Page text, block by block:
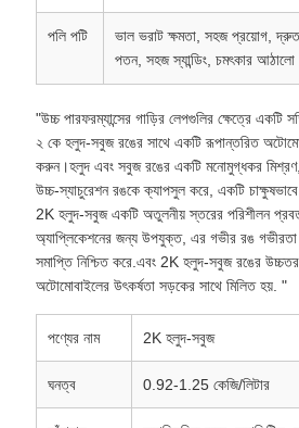
পলি পটি
ভাল ভরাট ক্ষমতা, সহজ প্রয়োগ,
পতন, সহজ স্যান্ডিং, চমৎকার আঠালো
"উচ্চ পারফরম্যান্সের গাড়ির লেপগুলির ক্ষেত্রে একটি
২ কে হলুদ-সবুজ রঙের সাথে একটি রূপান্তরিত
করুন।হলুদ এবং সবুজ রঙের একটি মনোমুগ্ধকর মিশ্রণ,
উচ্চ-স্যাচুরেশন রঙকে ক্যাপসুল করে, একটি
2K হলুদ-সবুজ একটি অতুলনীয় স্তরের পরিশীলন
অ্যাপ্লিকেশনের জন্য উপযুক্ত, এর গভীর রঙ গভীরতা
সমাপ্তি নিশ্চিত করে.এবং 2K হলুদ-সবুজ রঙের
অটোমোবাইলের উৎকর্ষতা সড়কের সাথে মিলিত হয়. "
পণ্যের নাম 2K হলুদ-সবুজ
ঘনত্ব 0.92-1.25 কেজি/লিটার